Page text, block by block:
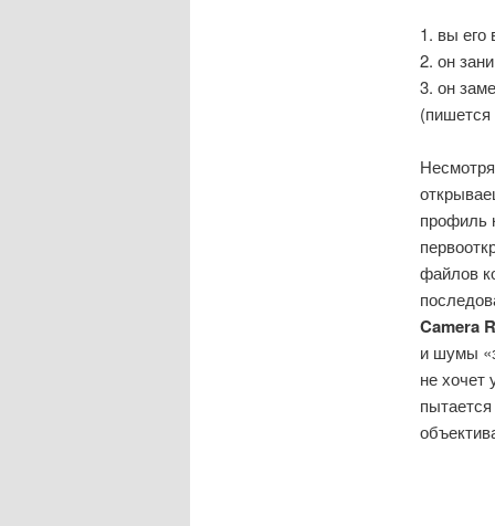
1. вы его
2. он
3. он
профиль
файлов
Camera
и шумы
не хочет